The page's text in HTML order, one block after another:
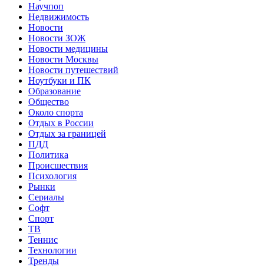
Научпоп
Недвижимость
Новости
Новости ЗОЖ
Новости медицины
Новости Москвы
Новости путешествий
Ноутбуки и ПК
Образование
Общество
Около спорта
Отдых в России
Отдых за границей
ПДД
Политика
Происшествия
Психология
Рынки
Сериалы
Софт
Спорт
ТВ
Теннис
Технологии
Тренды